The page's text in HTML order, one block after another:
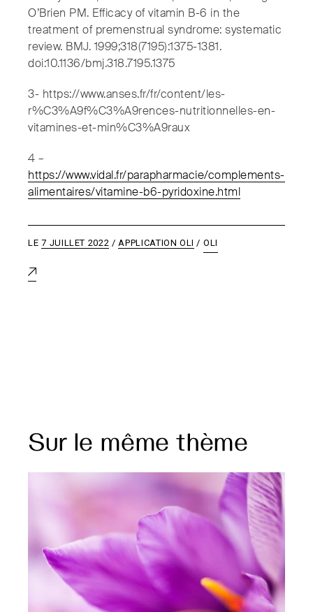
O’Brien PM. Efficacy of vitamin B-6 in the
treatment of premenstrual syndrome: systematic
review. BMJ. 1999;318(7195):1375-1381.
doi:10.1136/bmj.318.7195.1375
3- https://www.anses.fr/fr/content/les-
r%C3%A9f%C3%A9rences-nutritionnelles-en-
vitamines-et-min%C3%A9raux
4 –
https://www.vidal.fr/parapharmacie/complements-
alimentaires/vitamine-b6-pyridoxine.html
LE7 JUILLET 2022 APPLICATION OLI OLI
Sur le même thème